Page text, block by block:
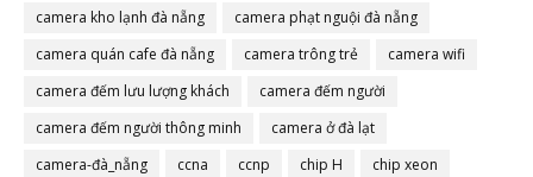
camera đà nẵng
camera kho lạnh đà nẵng
camera phạt nguội đà nẵng
camera quán cafe đà nẵng
camera trông trẻ
camera wifi
camera đếm lưu lượng khách
camera đếm người
camera đếm người thông minh
camera ở đà lạt
camera-đà_nẵng
ccna ccnp chip H
chip xeon